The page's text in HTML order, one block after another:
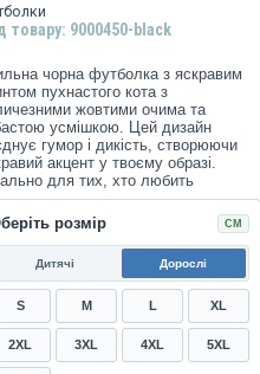
товару: 9000450-black
чорна футболка з яскравим
пухнастого кота з
жовтими очима та
усмішкою. Цей дизайн
гумор і дикість, створюючи
акцент у твоєму образі.
для тих, хто любить
та сміливі речі у гардеробі.
розмір
СМ
Дитячі Дорослі
S M L XL
2XL 3XL 4XL 5XL